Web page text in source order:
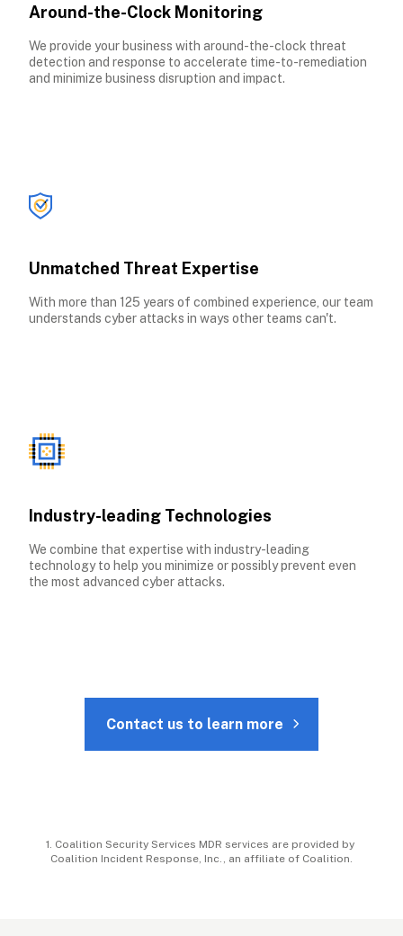
Around-the-Clock Monitoring
We provide your business with around-the-clock threat
detection and response to accelerate time-to-remediation
and minimize business disruption and impact.
Unmatched Threat Expertise
With more than 125 years of combined experience, our team
understands cyber attacks in ways other teams can't.
Industry-leading Technologies
We combine that expertise with industry-leading
technology to help you minimize or possibly prevent even
the most advanced cyber attacks.
Contact us to learn more
1. Coalition Security Services MDR services are provided by
Coalition Incident Response, Inc., an affiliate of Coalition.